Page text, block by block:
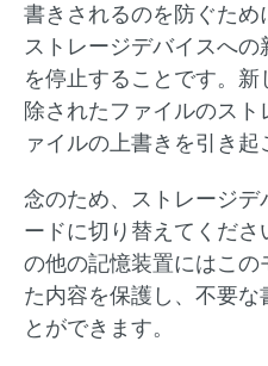
書きされるのを防ぐため
ストレージデバイスへ
を停止することです。
除されたファイルのス
ァイルの上書きを引き起
念のため、ストレージ
ードに切り替えてくだ
の他の記憶装置にはこ
た内容を保護し、不要な
とができます。